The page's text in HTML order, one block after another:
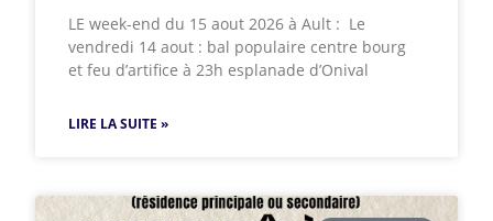
LE week-end du 15 aout 2026 à Ault : Le
vendredi 14 aout : bal populaire centre bourg
et feu d’artifice à 23h esplanade d’Onival
LIRE LA SUITE »